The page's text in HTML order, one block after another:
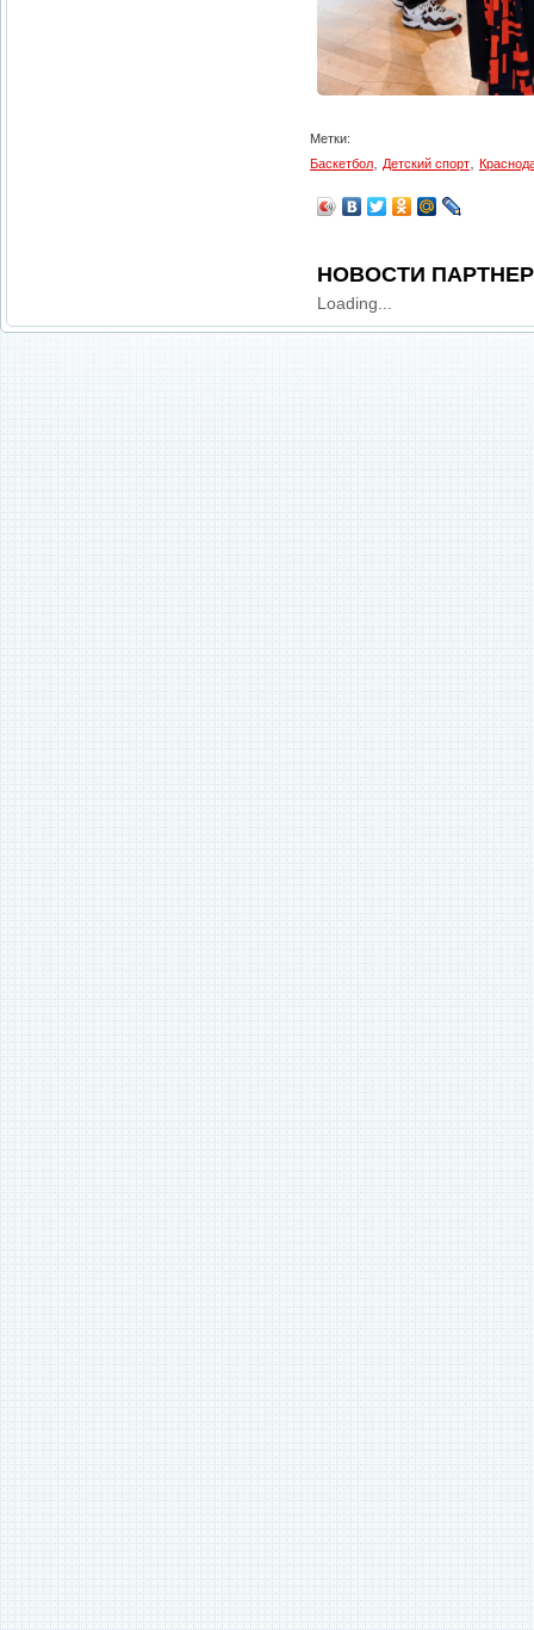
Метки:
Баскетбол
Детский спорт
НОВОСТИ
Loading...